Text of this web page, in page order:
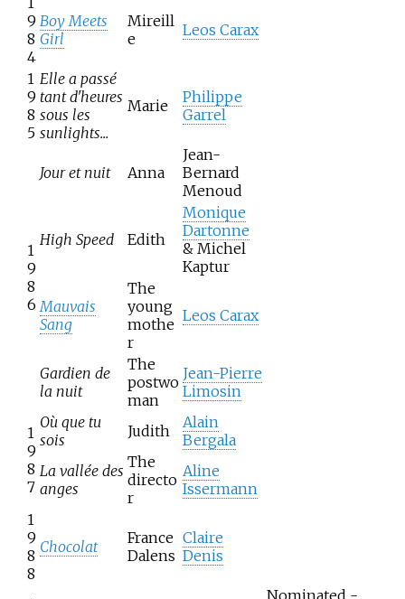
9
8
4
Boy Meets
Girl
Mireill
e
Leos Carax
1
9
8
5
Elle a passé
tant d'heures
sous les
sunlights...
Marie
Philippe
Garrel
1
9
8
6
Jour et nuit Anna
Jean-
Bernard
Menoud
High Speed Edith
Monique
Dartonne
& Michel
Kaptur
Mauvais
Sang
The
young
mothe
r
Leos Carax
Gardien de
la nuit
The
postwo
man
Jean-Pierre
Limosin
1
9
8
7
Où que tu
sois
Judith
Alain
Bergala
La vallée des
anges
The
directo
r
Aline
Issermann
1
9
8
8
Chocolat
France
Dalens
Claire
Denis